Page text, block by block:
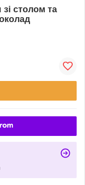
столом та